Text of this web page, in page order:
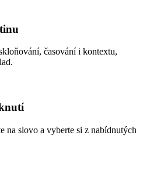
časování i kontextu,
na slovo a vyberte si z nabídnutých